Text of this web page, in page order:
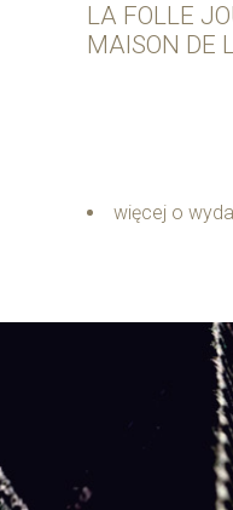
LA FOLLE
MAISON DE
więcej o